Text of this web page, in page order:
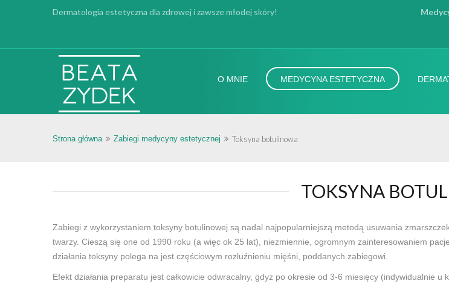
Dermatologia estetyczna dla zdrowej i zawsze młodej skóry!
O MNIE MEDYCYNA ESTETYCZNA
Strona główna Zabiegi medycyny estetycznej Toksyna botulinowa
TOKSYNA
Zabiegi z wykorzystaniem toksyny botulinowej są nadal najpopularniejszą metodą usuwania
twarzy. Cieszą się one od 1990 roku (a więc ok 25 lat), niezmiennie, ogromnym zainteresowaniem
działania toksyny polega na jest częściowym rozluźnieniu mięśni, poddanych zabiegowi.
Efekt działania preparatu jest całkowicie odwracalny, gdyż po okresie od 3-6 miesięcy (indywidualnie